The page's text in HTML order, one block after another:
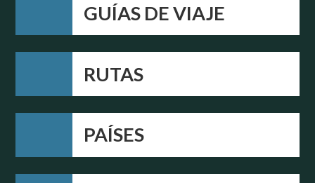
GUÍAS DE VIAJE
RUTAS
PAÍSES